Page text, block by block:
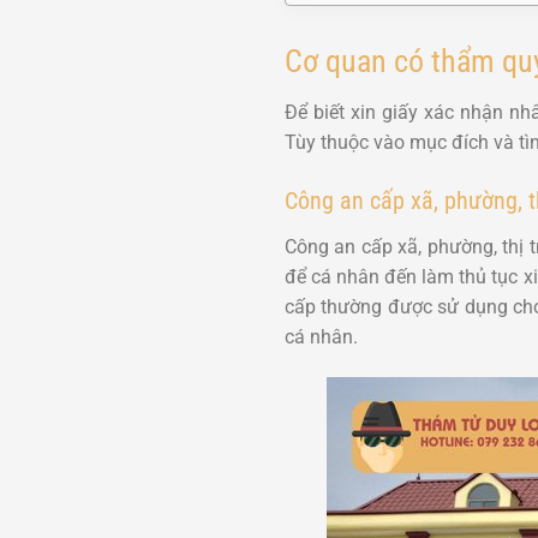
Cơ quan có thẩm
Để biết xin giấy xác nhận
Tùy thuộc vào mục đích và
Công an cấp xã, phường,
Công an cấp xã, phường,
để cá nhân đến làm thủ tục
cấp thường được sử dụng
cá nhân.